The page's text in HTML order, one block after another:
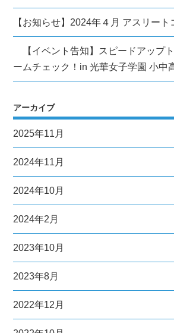
【お知らせ】2024年４月 アスリート
【イベント告知】スピードアップ
ームチェック！in 光華女子学園 小中
アーカイブ
2025年11月
2024年11月
2024年10月
2024年2月
2023年10月
2023年8月
2022年12月